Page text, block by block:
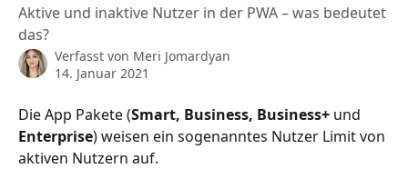
Aktive und inaktive Nutzer in der PWA – was bedeutet
das?
Verfasst von Meri Jomardyan
14. Januar 2021
Die App Pakete (Smart, Business, Business+ und
Enterprise) weisen ein sogenanntes Nutzer Limit von
aktiven Nutzern auf.